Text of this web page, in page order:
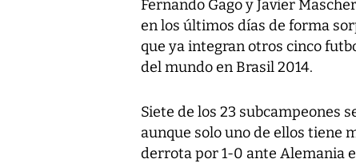
Fernando Gago y Javier
en los últimos días de forma
que ya integran otros cinco
del mundo en Brasil 2014.
Siete de los 23 subcampeones
aunque solo uno de ellos tiene
derrota por 1-0 ante Alemania